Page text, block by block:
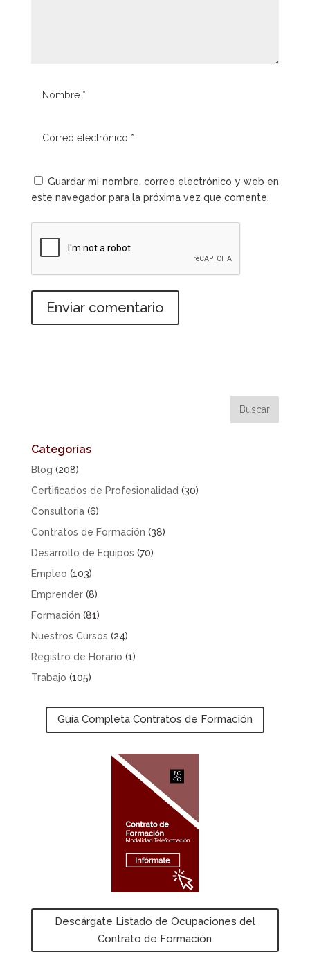
Guardar mi nombre, correo electrónico y web en
este navegador para la próxima vez que comente.
Categorías
Blog (208)
Certificados de Profesionalidad (30)
Consultoria(6)
Contratos de Formación (38)
Desarrollo de Equipos (70)
Empleo (103)
Emprender(8)
Formación (81)
Nuestros Cursos (24)
Registro de Horario (1)
Trabajo (105)
Guía Completa Contratos de Formación
Descárgate Listado de Ocupaciones del
Contrato de Formación